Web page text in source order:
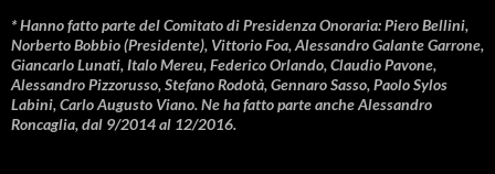
* Hanno fatto parte del Comitato di Presidenza Onoraria: Piero Bellini,
Norberto Bobbio (Presidente), Vittorio Foa, Alessandro Galante Garrone,
Giancarlo Lunati, Italo Mereu, Federico Orlando, Claudio Pavone,
Alessandro Pizzorusso, Stefano Rodotà, Gennaro Sasso, Paolo Sylos
Labini, Carlo Augusto Viano. Ne ha fatto parte anche Alessandro
Roncaglia, dal 9/2014 al 12/2016.